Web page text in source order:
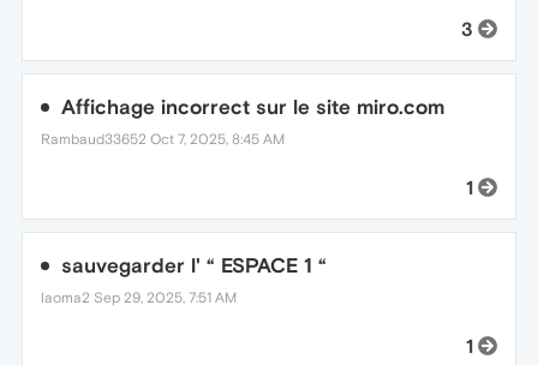
3
Affichage incorrect sur le site miro.com
Rambaud33652 Oct 7, 2025, 8:45 AM
1
sauvegarder l' “ ESPACE 1 “
laoma2 Sep 29, 2025, 7:51 AM
1